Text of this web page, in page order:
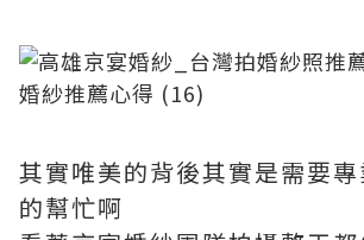
其實唯美的背後其實是需要
的幫忙啊